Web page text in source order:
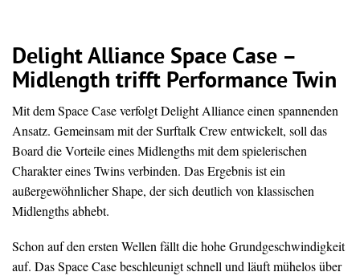
Delight Alliance Space Case –
Midlength trifft Performance Twin
Mit dem Space Case verfolgt Delight Alliance einen spannenden
Ansatz. Gemeinsam mit der Surftalk Crew entwickelt, soll das
Board die Vorteile eines Midlengths mit dem spielerischen
Charakter eines Twins verbinden. Das Ergebnis ist ein
außergewöhnlicher Shape, der sich deutlich von klassischen
Midlengths abhebt.
Schon auf den ersten Wellen fällt die hohe Grundgeschwindigkeit
auf. Das Space Case beschleunigt schnell und läuft mühelos über